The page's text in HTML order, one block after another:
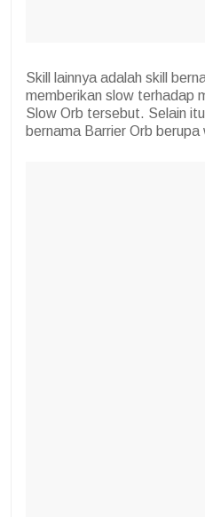
Skill lainnya adalah skill
memberikan slow terhadap
Slow Orb tersebut. Selain
bernama Barrier Orb